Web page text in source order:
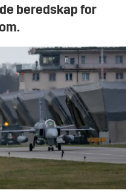
beredskap for